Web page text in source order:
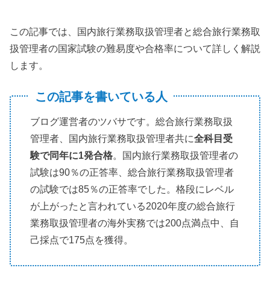
この記事では、国内旅行業務取扱管理者と総合旅行業務取
扱管理者の国家試験の難易度や合格率について詳しく解説
します。
この記事を書いている人
ブログ運営者のツバサです。総合旅行業務取扱
管理者、国内旅行業務取扱管理者共に全科目受
験で同年に1発合格。国内旅行業務取扱管理者の
試験は90％の正答率、総合旅行業務取扱管理者
の試験では85％の正答率でした。格段にレベル
が上がったと言われている2020年度の総合旅行
業務取扱管理者の海外実務では200点満点中、自
己採点で175点を獲得。